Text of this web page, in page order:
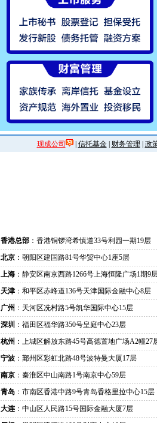
现成公司 | 信托基金| 财务管理 政
香港总部 ：香港铜锣湾希慎道33号利园一期19层
北京 ：朝阳区建国路81号华贸中心1座5层
上海 ：静安区南京西路1266号上海恒隆广场1期9
天津 ：和平区赤峰道136号天津国际金融中心8层
广州 ：天河区冼村路5号凯华国际中心15层
深圳 ：福田区福华路350号皇庭中心23层
杭州 ：上城区解放东路45号高德置地广场A2幢27
宁波 ：鄞州区彩虹北路48号波特曼大厦17层
南京 ：秦淮区中山南路1号南京中心59层
青岛 ：市南区香港中路9号青岛香格里拉中心15层
大连 ：中山区人民路15号国际金融大厦7层